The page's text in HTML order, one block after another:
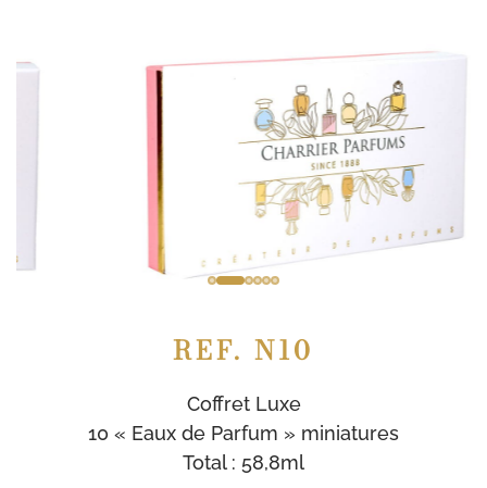
REF. N10
Coffret Luxe
10 « Eaux de Parfum » miniatures
Total : 58,8ml